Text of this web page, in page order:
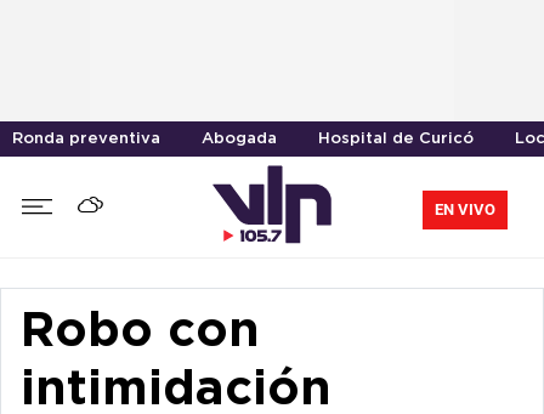
Ronda preventiva Abogada Hospital de Curicó
EN VIVO
Robo con
intimidación